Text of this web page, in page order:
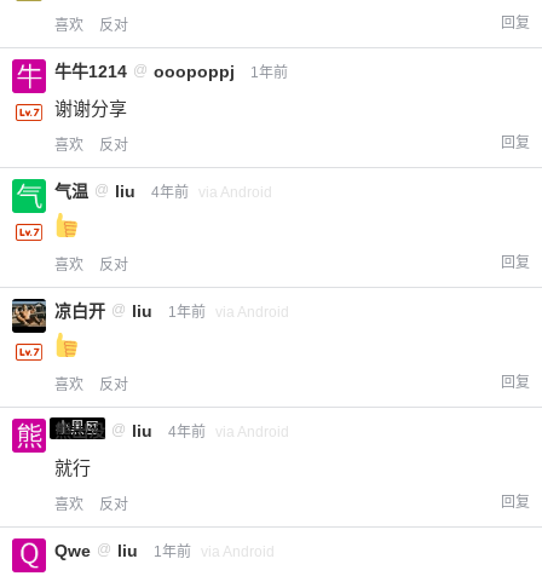
喜欢 反对 回复
牛牛1214 @ ooopoppj 1年前
谢谢分享
喜欢 反对 回复
气温 @ liu 4年前 via Android
喜欢 反对 回复
凉白开 @ liu 1年前 via Android
喜欢 反对 回复
小黑屋
熊出没 @ liu 4年前 via Android
就行
喜欢 反对 回复
Qwe @ liu 1年前 via Android